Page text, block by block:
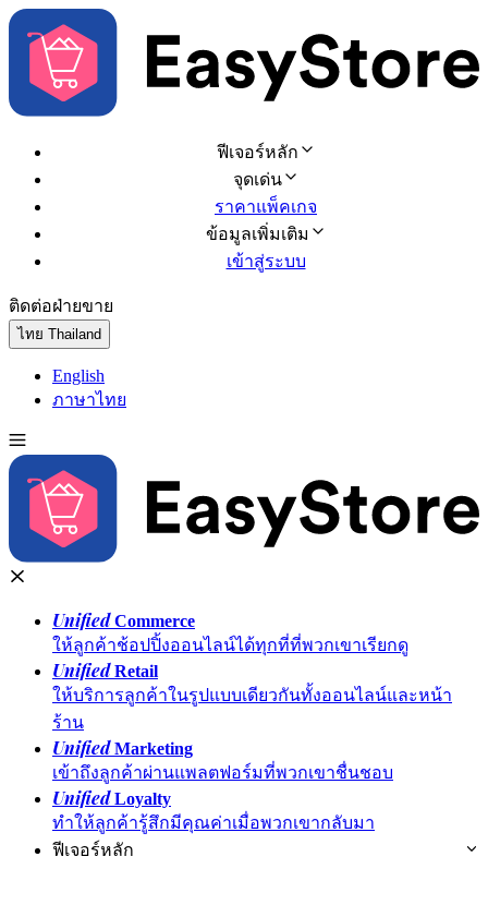
ฟีเจอร์หลัก
จุดเด่น
ราคาแพ็คเกจ
ข้อมูลเพิ่มเติม
เข้าสู่ระบบ
ติดต่อฝ่ายขาย
ไทย Thailand
English
ภาษาไทย
UnifiedCommerce
ให้ลูกค้าช้อปปิ้งออนไลน์ได้ทุกที่ที่พวกเขาเรียกดู
UnifiedRetail
ให้บริการลูกค้าในรูปแบบเดียวกันทั้งออนไลน์และหน้า
ร้าน
UnifiedMarketing
เข้าถึงลูกค้าผ่านแพลตฟอร์มที่พวกเขาชื่นชอบ
UnifiedLoyalty
ทำให้ลูกค้ารู้สึกมีคุณค่าเมื่อพวกเขากลับมา
ฟีเจอร์หลัก